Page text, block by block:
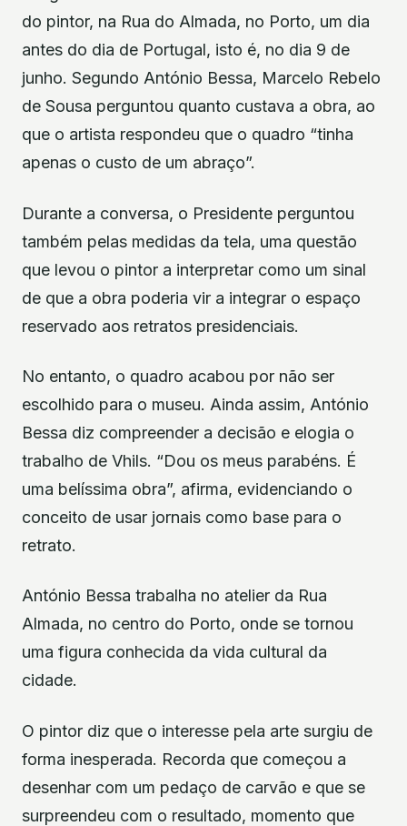
do pintor, na Rua do Almada, no Porto, um dia
antes do dia de Portugal, isto é, no dia 9 de
junho. Segundo António Bessa, Marcelo Rebelo
de Sousa perguntou quanto custava a obra, ao
que o artista respondeu que o quadro “tinha
apenas o custo de um abraço”.
Durante a conversa, o Presidente perguntou
também pelas medidas da tela, uma questão
que levou o pintor a interpretar como um sinal
de que a obra poderia vir a integrar o espaço
reservado aos retratos presidenciais.
No entanto, o quadro acabou por não ser
escolhido para o museu. Ainda assim, António
Bessa diz compreender a decisão e elogia o
trabalho de Vhils. “Dou os meus parabéns. É
uma belíssima obra”, afirma, evidenciando o
conceito de usar jornais como base para o
retrato.
António Bessa trabalha no atelier da Rua
Almada, no centro do Porto, onde se tornou
uma figura conhecida da vida cultural da
cidade.
O pintor diz que o interesse pela arte surgiu de
forma inesperada. Recorda que começou a
desenhar com um pedaço de carvão e que se
surpreendeu com o resultado, momento que